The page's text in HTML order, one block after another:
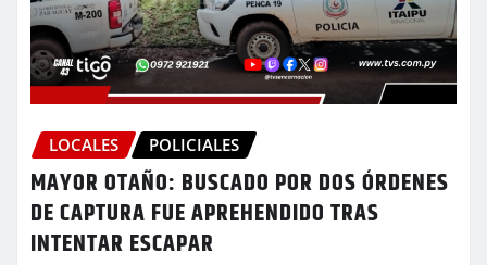
LOCALES POLICIALES
MAYOR OTAÑO: BUSCADO POR DOS ÓRDENES
DE CAPTURA FUE APREHENDIDO TRAS
INTENTAR ESCAPAR